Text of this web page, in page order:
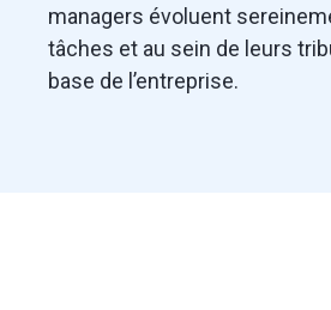
managers évoluent
tâches et au sein de leurs
base de l’entreprise.